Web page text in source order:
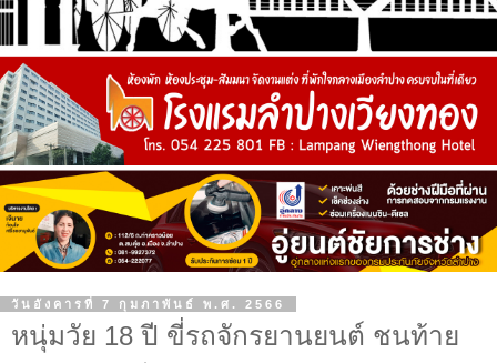
วันอังคารที่ 7 กุมภาพันธ์ พ.ศ. 2566
หนุ่มวัย 18 ปี ขี่รถจักรยานยนต์ ชนท้าย